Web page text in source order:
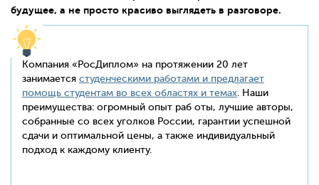
будущее, а не просто красиво выглядеть в разговоре.
Компания «РосДиплом» на протяжении 20 лет
занимается студенческими работами и предлагает
помощь студентам во всех областях и темах . Наши
преимущества: огромный опыт раб оты, лучшие авторы,
собранные со всех уголков России, гарантии успешной
сдачи и оптимальной цены, а также индивидуальный
подход к каждому клиенту.